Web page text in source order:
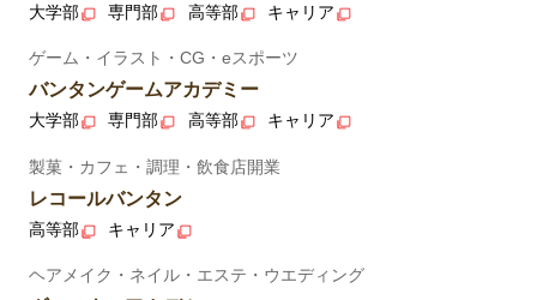
大学部 専門部 高等部 キャリア
ゲーム・イラスト・CG・eスポーツ
バンタンゲームアカデミー
大学部 専門部 高等部 キャリア
製菓・カフェ・調理・飲食店開業
レコールバンタン
高等部 キャリア
ヘアメイク・ネイル・エステ・ウエディング